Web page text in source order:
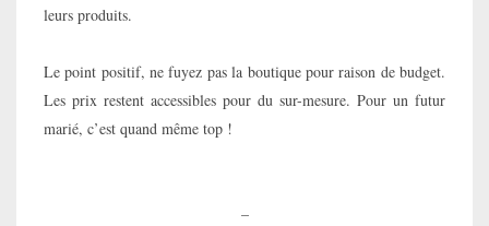
leurs produits.
Le point positif, ne fuyez pas la boutique pour raison de budget.
Les prix restent accessibles pour du sur-mesure. Pour un futur
marié, c’est quand même top !
–